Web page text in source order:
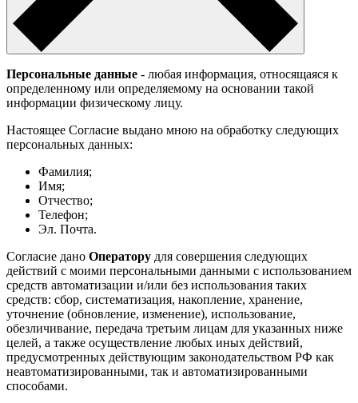
Персональные данные - любая информация, относящаяся к
определенному или определяемому на основании такой
информации физическому лицу.
Настоящее Согласие выдано мною на обработку следующих
персональных данных:
Фамилия;
Имя;
Отчество;
Телефон;
Эл. Почта.
Согласие дано Оператору для совершения следующих
действий с моими персональными данными с использованием
средств автоматизации и/или без использования таких
средств: сбор, систематизация, накопление, хранение,
уточнение (обновление, изменение), использование,
обезличивание, передача третьим лицам для указанных ниже
целей, а также осуществление любых иных действий,
предусмотренных действующим законодательством РФ как
неавтоматизированными, так и автоматизированными
способами.